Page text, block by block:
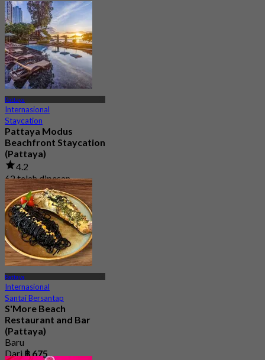
Pattaya
Internasional
Staycation
Pattaya Modus
Beachfront Staycation
(Pattaya)
4.2
62 telah dipesan
Dari฿ 1,400
Pattaya
Internasional
Santai Bersantap
S'More Beach
Restaurant and Bar
(Pattaya)
Baru
Dari฿ 675